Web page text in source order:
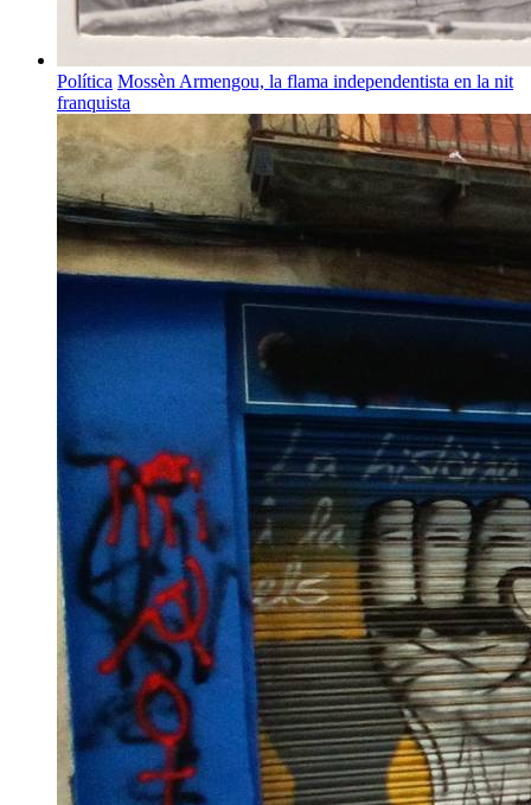
Política Mossèn Armengou, la flama independentista en la nit
franquista